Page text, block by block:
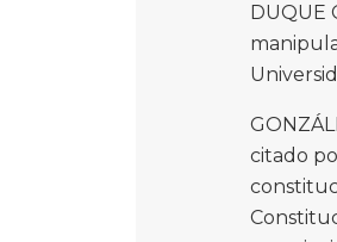
DUQUE
citado